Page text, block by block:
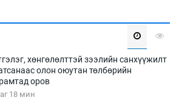
хөнгөлөлттэй зээлийн санхүүжилт
олон оюутан төлбөрийн
оров
18 мин